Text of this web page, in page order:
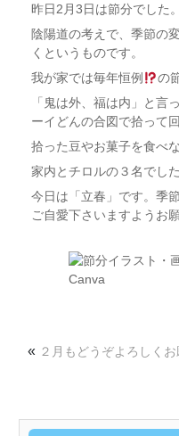
昨日2月3日は節分でした。
陰陽道の考えで、季節の
くというものです。
我が家では毎年恒例
の
「鬼は外、福は内」と言
ーイどんの合図で拾って回
拾った豆やお菓子を食べ
家内とチロルの３名でし
今日は「立春」です。季
ご自愛下さいますようお
« ２月もどうぞよろしくお